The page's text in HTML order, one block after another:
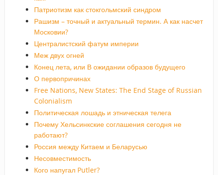
Патриотизм как стокгольмский синдром
Рашизм – точный и актуальный термин. А как насчет
Московии?
Централистский фатум империи
Меж двух огней
Конец лета, или В ожидании образов будущего
О первопричинах
Free Nations, New States: The End Stage of Russian
Colonialism
Политическая лошадь и этническая телега
Почему Хельсинкские соглашения сегодня не
работают?
Россия между Китаем и Беларусью
Несовместимость
Кого напугал Putler?